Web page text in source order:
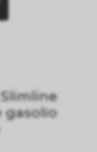
gasolio